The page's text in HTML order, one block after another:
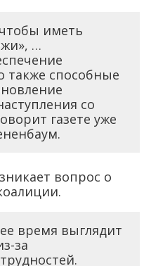
иметь
…
также способные
со
газете уже
вопрос о
время выглядит
за